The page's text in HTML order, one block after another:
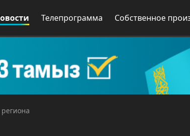
Телепрограмма Собственное